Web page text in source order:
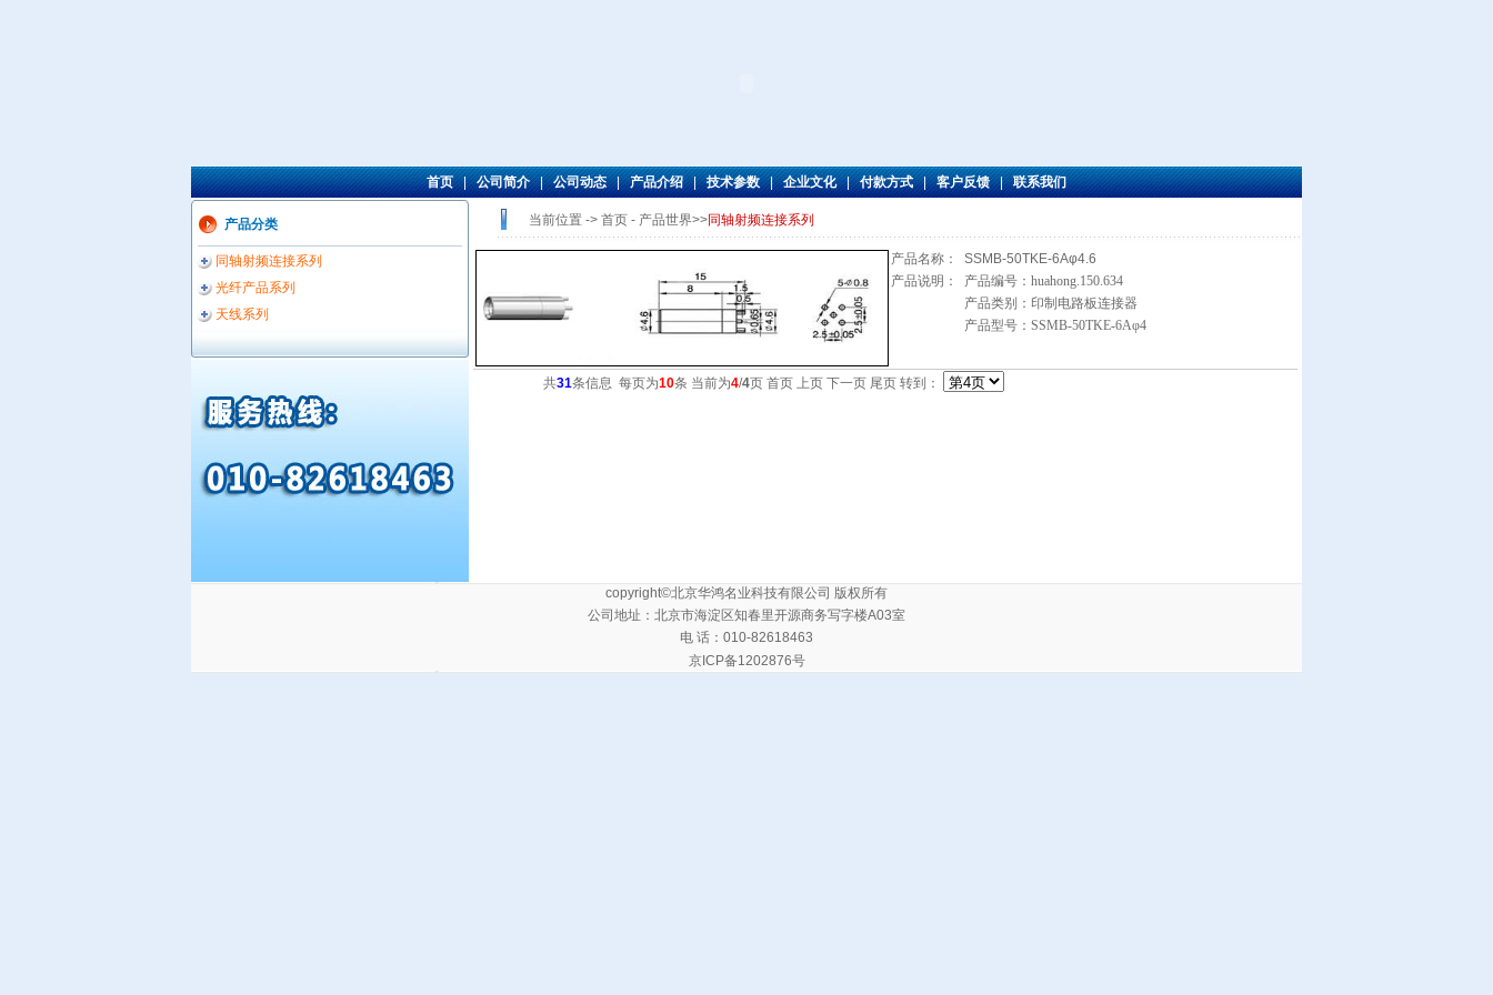
首页|公司简介|公司动态|产品介绍|技术参数|企业文化|付款方式|客户反馈|联系我们
产品分类
同轴射频连接系列
光纤产品系列
天线系列
当前位置 -> 首页 - 产品世界>>同轴射频连接系列
产品名称：
SSMB-50TKE-6Aφ4.6
产品说明：
产品编号：huahong.150.634
产品类别：印制电路板连接器
产品型号：SSMB-50TKE-6Aφ4
共31条信息 每页为10条 当前为4/4页 首页 上页 下一页 尾页转到：
copyright©北京华鸿名业科技有限公司 版权所有
公司地址：北京市海淀区知春里开源商务写字楼A03室
电 话：010-82618463
京ICP备1202876号